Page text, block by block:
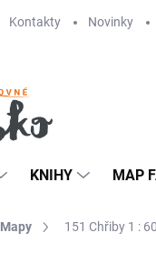
Kontakty Novinky
KNIHY MAP
Mapy 151 Chřiby 1 :